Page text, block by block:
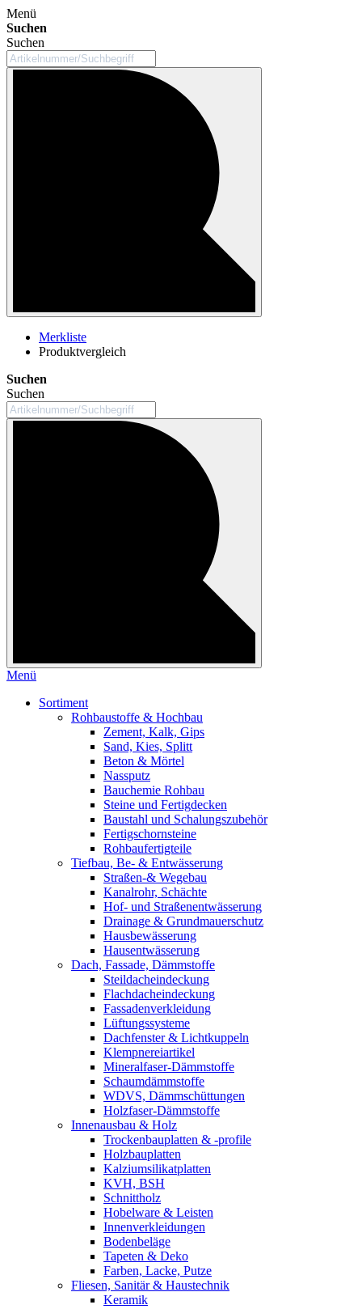
Menü
Suchen
Suchen
Merkliste
Produktvergleich
Suchen
Suchen
Menü
Sortiment
Rohbaustoffe & Hochbau
Zement, Kalk, Gips
Sand, Kies, Splitt
Beton & Mörtel
Nassputz
Bauchemie Rohbau
Steine und Fertigdecken
Baustahl und Schalungszubehör
Fertigschornsteine
Rohbaufertigteile
Tiefbau, Be- & Entwässerung
Straßen-& Wegebau
Kanalrohr, Schächte
Hof- und Straßenentwässerung
Drainage & Grundmauerschutz
Hausbewässerung
Hausentwässerung
Dach, Fassade, Dämmstoffe
Steildacheindeckung
Flachdacheindeckung
Fassadenverkleidung
Lüftungssysteme
Dachfenster & Lichtkuppeln
Klempnereiartikel
Mineralfaser-Dämmstoffe
Schaumdämmstoffe
WDVS, Dämmschüttungen
Holzfaser-Dämmstoffe
Innenausbau & Holz
Trockenbauplatten & -profile
Holzbauplatten
Kalziumsilikatplatten
KVH, BSH
Schnittholz
Hobelware & Leisten
Innenverkleidungen
Bodenbeläge
Tapeten & Deko
Farben, Lacke, Putze
Fliesen, Sanitär & Haustechnik
Keramik